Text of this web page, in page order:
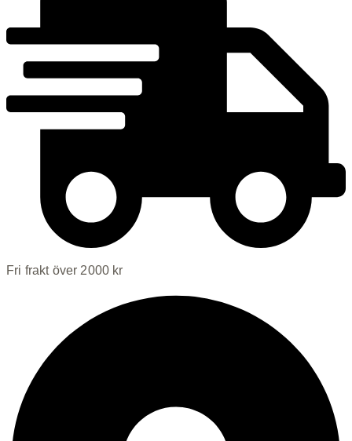
Fri frakt över 2000 kr